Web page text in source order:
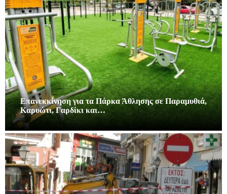
Επανεκκίνηση για τα Πάρκα Άθλησης σε Παραμυθιά,
Καρυώτι, Γαρδίκι και…